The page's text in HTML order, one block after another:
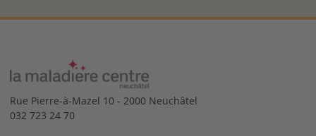
Rue Pierre-à-Mazel 10 - 2000 Neuchâtel
032 723 24 70